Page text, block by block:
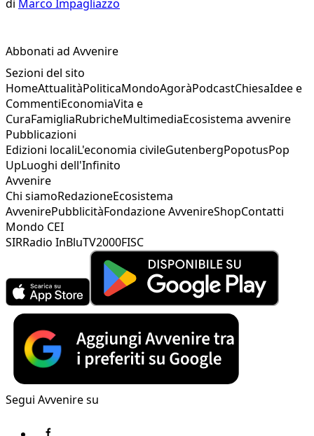
di Marco Impagliazzo
Abbonati ad Avvenire
Sezioni del sito
HomeAttualitàPoliticaMondoAgoràPodcastChiesaIdee e
CommentiEconomiaVita e
CuraFamigliaRubricheMultimediaEcosistema avvenire
Pubblicazioni
Edizioni localiL'economia civileGutenbergPopotusPop
UpLuoghi dell'Infinito
Avvenire
Chi siamoRedazioneEcosistema
AvvenirePubblicitàFondazione AvvenireShopContatti
Mondo CEI
SIRRadio InBluTV2000FISC
Segui Avvenire su